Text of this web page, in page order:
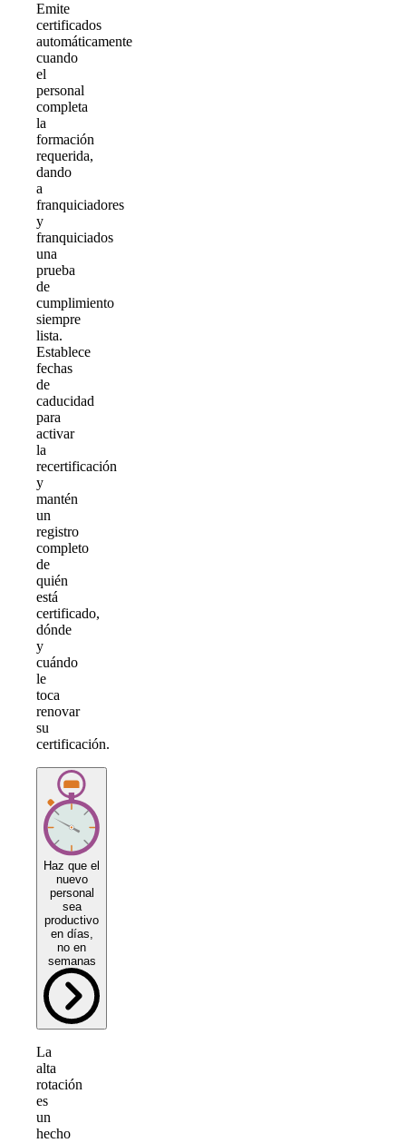
Emite
certificados
automáticamente
cuando
el
personal
completa
la
formación
requerida,
dando
a
franquiciadores
y
franquiciados
una
prueba
de
cumplimiento
siempre
lista.
Establece
fechas
de
caducidad
para
activar
la
recertificación
y
mantén
un
registro
completo
de
quién
está
certificado,
dónde
y
cuándo
le
toca
renovar
su
certificación.
Haz que el
nuevo
personal
sea
productivo
en días,
no en
semanas
La
alta
rotación
es
un
hecho